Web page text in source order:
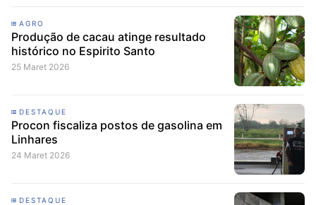
AGRO
Produção de cacau atinge resultado
histórico no Espirito Santo
25 Maret 2026
DESTAQUE
Procon fiscaliza postos de gasolina em
Linhares
24 Maret 2026
DESTAQUE